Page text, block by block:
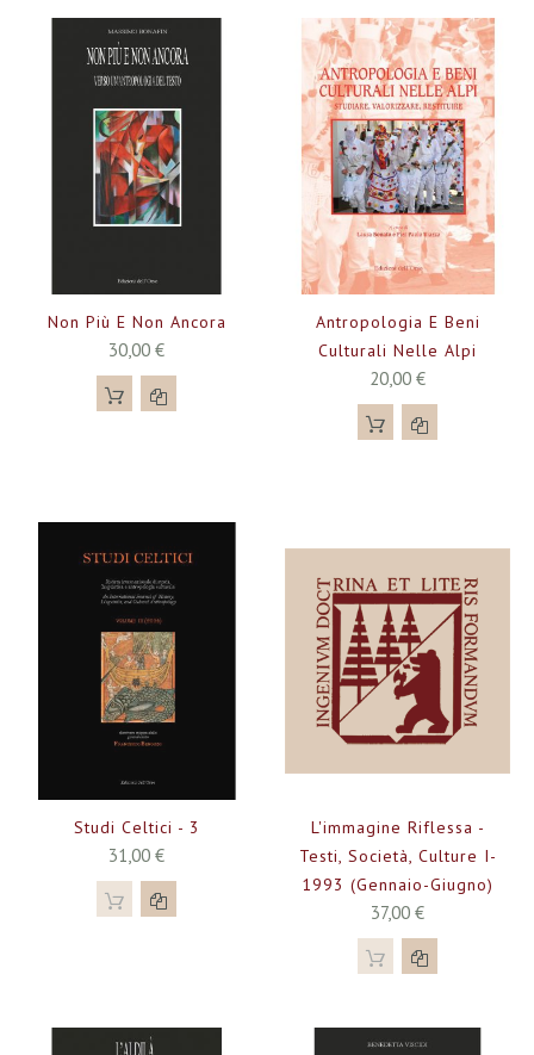
Non Più E Non Ancora
30,00 €
Antropologia E Beni
Culturali Nelle Alpi
20,00 €
Studi Celtici - 3
31,00 €
L'immagine Riflessa -
Testi, Società, Culture I-
1993 (gennaio-Giugno)
37,00 €